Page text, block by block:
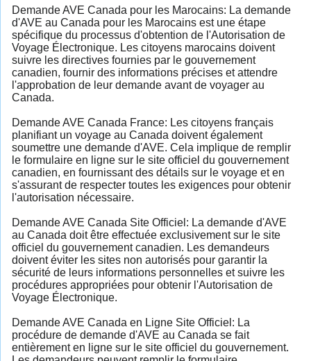
Demande AVE Canada pour les Marocains: La demande
d'AVE au Canada pour les Marocains est une étape
spécifique du processus d'obtention de l'Autorisation de
Voyage Électronique. Les citoyens marocains doivent
suivre les directives fournies par le gouvernement
canadien, fournir des informations précises et attendre
l'approbation de leur demande avant de voyager au
Canada.
Demande AVE Canada France: Les citoyens français
planifiant un voyage au Canada doivent également
soumettre une demande d'AVE. Cela implique de remplir
le formulaire en ligne sur le site officiel du gouvernement
canadien, en fournissant des détails sur le voyage et en
s'assurant de respecter toutes les exigences pour obtenir
l'autorisation nécessaire.
Demande AVE Canada Site Officiel: La demande d'AVE
au Canada doit être effectuée exclusivement sur le site
officiel du gouvernement canadien. Les demandeurs
doivent éviter les sites non autorisés pour garantir la
sécurité de leurs informations personnelles et suivre les
procédures appropriées pour obtenir l'Autorisation de
Voyage Électronique.
Demande AVE Canada en Ligne Site Officiel: La
procédure de demande d'AVE au Canada se fait
entièrement en ligne sur le site officiel du gouvernement.